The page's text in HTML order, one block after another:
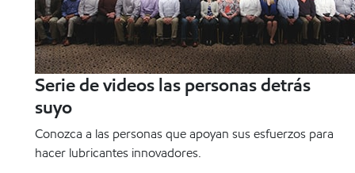
Serie de videos las personas detrás
suyo
Conozca a las personas que apoyan sus esfuerzos para
hacer lubricantes innovadores.